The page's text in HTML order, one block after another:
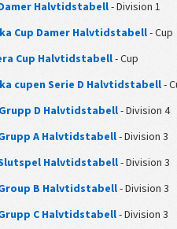
Halvtidstabell- Division 1
Cup Damer Halvtidstabell- Cup
Cup Halvtidstabell- Cup
cupen Serie D Halvtidstabell-
D Halvtidstabell- Division 4
A Halvtidstabell- Division 3
Halvtidstabell- Division 3
B Halvtidstabell- Division 3
C Halvtidstabell- Division 3